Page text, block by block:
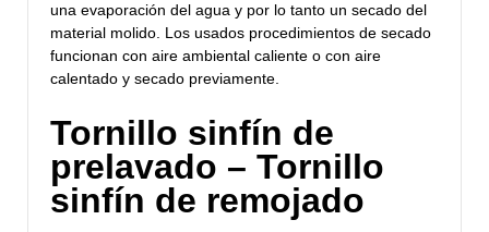
una evaporación del agua y por lo tanto un secado del
material molido. Los usados procedimientos de secado
funcionan con aire ambiental caliente o con aire
calentado y secado previamente.
Tornillo sinfín de
prelavado – Tornillo
sinfín de remojado